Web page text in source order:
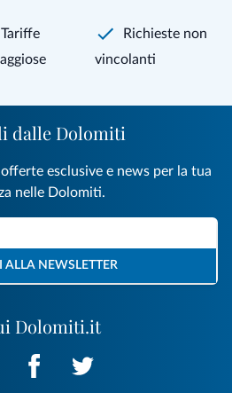
Tariffe
Richieste non
vincolanti
Dolomiti.it
dalle Dolomiti
esclusive e news per la tua
nelle Dolomiti.
ALLA NEWSLETTER